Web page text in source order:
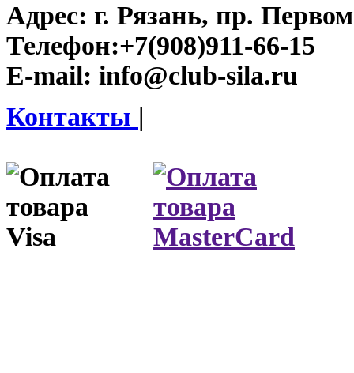
Адрес: г. Рязань, пр.
Телефон:+7(908)911-66-15
E-mail: info@club-sila.ru
Контакты |